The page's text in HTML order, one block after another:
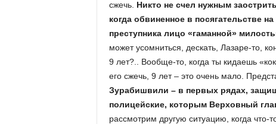
сжечь. Никто не счел нужным
когда обвиненное в посягательстве
преступника лицо «гаманной»
может усомниться, дескать, Лазаре-то,
9 лет?.. Вообще-то, когда ты кидаешь
его сжечь, 9 лет – это очень мало.
Зурабишвили – в первых рядах,
полицейские, которым Верховный
рассмотрим другую ситуацию, когда что-